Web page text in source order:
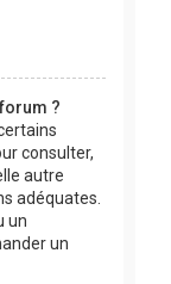
?
consulter,
autre
adéquates.
un
un